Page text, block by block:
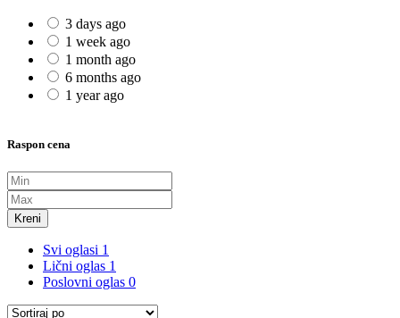
3 days ago
1 week ago
1 month ago
6 months ago
1 year ago
Raspon cena
Kreni
Svi oglasi 1
Lični oglas 1
Poslovni oglas 0